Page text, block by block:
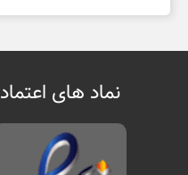
نماد های اعتماد